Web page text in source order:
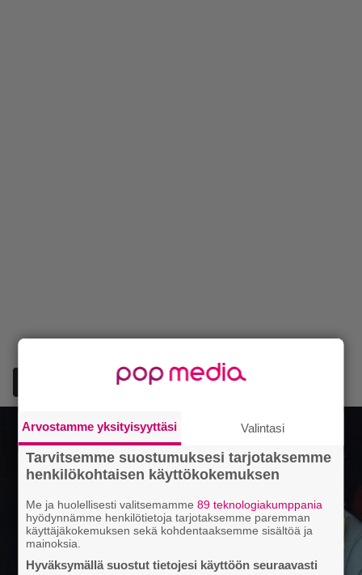
Lisää Episodi Googlen suosituksi lähteeksi
Arvostamme yksityisyyttäsi Valintasi
Tarvitsemme suostumuksesi tarjotaksemme
henkilökohtaisen käyttökokemuksen
Me ja huolellisesti valitsemamme89 teknologiakumppania
hyödynnämme henkilötietoja tarjotaksemme paremman
käyttäjäkokemuksen sekä kohdentaaksemme sisältöä ja
mainoksia.
Hyväksymällä suostut tietojesi käyttöön seuraavasti